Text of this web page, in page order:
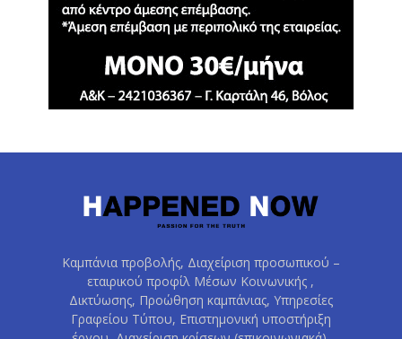
Καμπάνια προβολής, Διαχείριση προσωπικού –
εταιρικού προφίλ Μέσων Κοινωνικής ,
Δικτύωσης, Προώθηση καμπάνιας, Υπηρεσίες
Γραφείου Τύπου, Επιστημονική υποστήριξη